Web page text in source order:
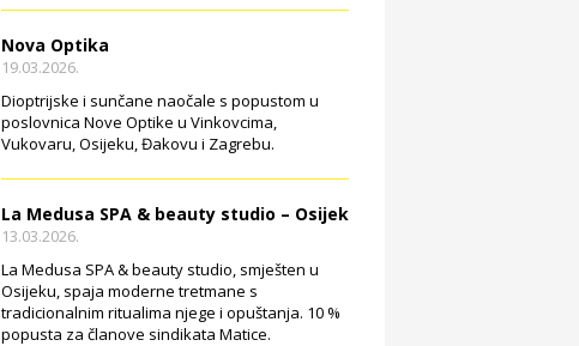
Nova Optika
19.03.2026.
Dioptrijske i sunčane naočale s popustom u
poslovnica Nove Optike u Vinkovcima,
Vukovaru, Osijeku, Đakovu i Zagrebu.
La Medusa SPA & beauty studio – Osijek
13.03.2026.
La Medusa SPA & beauty studio, smješten u
Osijeku, spaja moderne tretmane s
tradicionalnim ritualima njege i opuštanja. 10 %
popusta za članove sindikata Matice.